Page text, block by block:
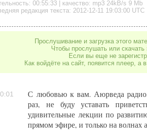
00:55:33 | качество: mp3 24kB/s 9 Mb
редакция текста: 2012-12-11 19:03:00 UTC
Прослушивание и загрузка этого
Чтобы прослушать или скачать
Если вы еще не
Как войдёте на сайт, появится плеер, а
С любовью к вам. Аюрведа
раз, не буду уставать
удивительные лекции по
прямом эфире, и только на волнах